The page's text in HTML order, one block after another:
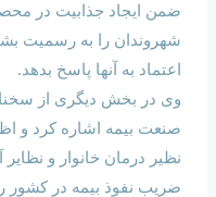
ضمن ایجاد جذابیت در
شهروندان را به رسمیت
اعتماد به آنها پاسخ بدهد.
وی در بخش دیگری از
صنعت بیمه اشاره کرد و
نظیر درمان خانوار و
ضریب نفوذ بیمه در کشور